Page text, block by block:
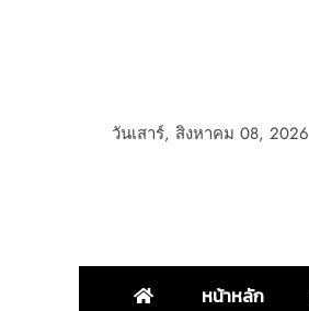
วันเสาร์, สิงหาคม 08, 2026
หน้าหลัก